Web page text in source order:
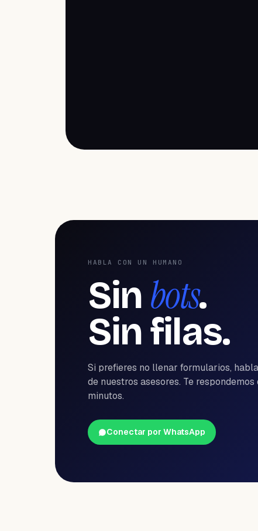
HABLA CON UN HUMANO
Sin bots.
Sin filas.
Si prefieres no llenar formularios,
de nuestros asesores. Te respondemos
minutos.
Conectar por WhatsApp